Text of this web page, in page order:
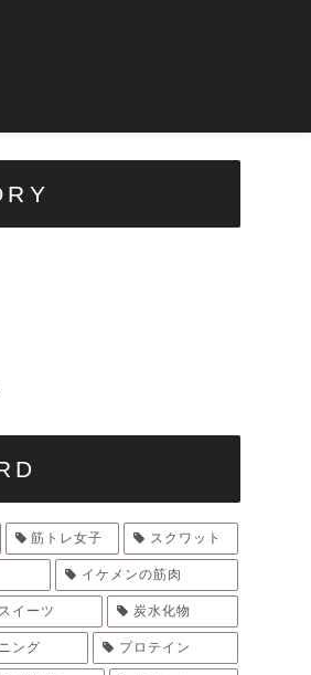
筋トレ女子 スクワット
イケメンの筋肉
イーツ 炭水化物
ング プロテイン